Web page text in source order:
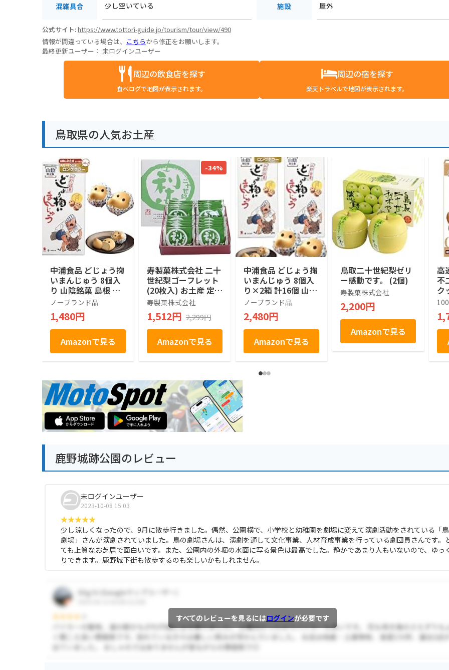
混雑具合 少し空いている 施設 屋外
公式サイト:https://www.tottori-guide.jp/tourism/tour/view/490
情報が間違っている場合は、 こちらから修正をお願いします。
最終更新ユーザー： 未ログインユーザー
周辺の飲食店を探す
食べログで地図が表示されます。
周辺の宿を探す
楽天トラベルで地図が表示されます。
鳥取県の人気お土産
中浦食品 どじょう掬
いまんじゅう 8個入
り 山陰銘菓 島根 鳥
取 お土産 白あん 饅
頭 個包装 和菓子 ギ
フト 手土産 帰省土
産 お取り寄せ
ノーブランド品
1,480円
Amazonで見る
-34%
寿製菓株式会社 二十
世紀梨ゴーフレット
(20枚入) お土産 定番
ギフト 鳥取 寿製菓
山陰 島根 お土産 ギ
フト プレゼント 贈
り物 内祝 ゴーフル
寿製菓株式会社
1,512円 2,299円
Amazonで見る
中浦食品 どじょう掬
いまんじゅう 8個入
り×2箱 計16個 山陰
銘菓 島根 鳥取 お土
産 白あん 個包装 ギ
フト 手土産 まとめ
買い
ノーブランド品
2,480円
Amazonで見る
鳥取二十世紀梨ゼリ
ー感動です。 (2個)
寿製菓株式会社
2,200円
Amazonで見る
高
不
ク
マ
白
コ
鹿野城跡公園のレビュー
未ログインユーザー
2023-10-08 15:03
少し涼しくなったので、9月に散歩行きました。偶然、公園横で、小学校と幼稚園を劇場に変えて演劇活動をされている「
劇場」さんが演劇されていました。鳥の劇場さんは、演劇を通して文化事業、人材育成事業を行っている劇団員さんです。
ても上質なお芝居で面白いです。また、公園内の外堀の水面に写る景色は最高でした。静かであまり人もいないので、ゆっ
りできます。鹿野城下街も散歩するのも楽しいかもしれません。
すべてのレビューを見るにはログインが必要です